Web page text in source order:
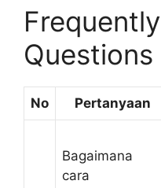
Questions
No Pertanyaan
Bagaimana
cara